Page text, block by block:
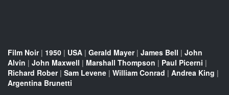
Film Noir| 1950 | USA | Gerald Mayer| James Bell | John
Alvin | John Maxwell | Marshall Thompson | Paul Picerni |
Richard Rober| Sam Levene | William Conrad | Andrea King |
Argentina Brunetti